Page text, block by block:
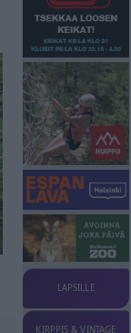
LAPSILLE
KIRPPIS & VINTAGE